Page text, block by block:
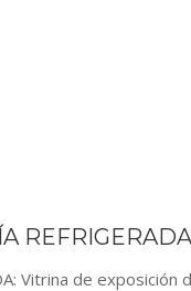
REFRIGERADA
Vitrina de